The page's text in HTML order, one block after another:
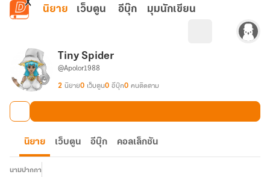
ข้ามไปยังเนื้อหาหลัก
นิยาย เว็บตูน อีบุ๊ก มุมนักเขียน
Tiny Spider
@Apolor1988
2 นิยาย0 เว็บตูน0 อีบุ๊ก0 คนติดตาม
นิยาย เว็บตูน อีบุ๊ก คอลเล็กชัน
นามปากกา